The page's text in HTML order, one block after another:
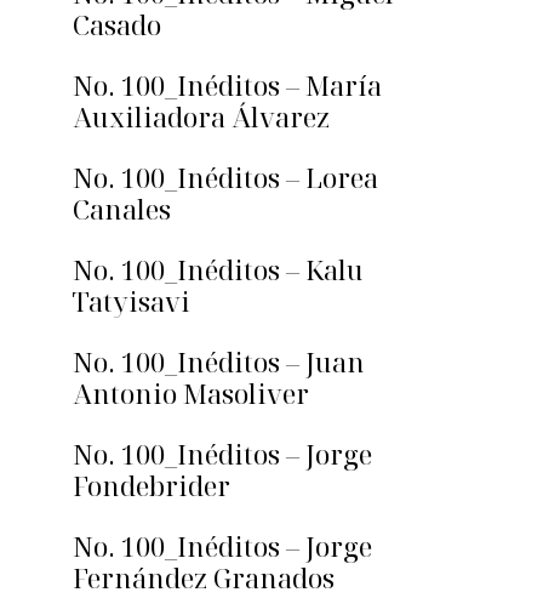
Casado
No. 100_Inéditos – María
Auxiliadora Álvarez
No. 100_Inéditos – Lorea
Canales
No. 100_Inéditos – Kalu
Tatyisavi
No. 100_Inéditos – Juan
Antonio Masoliver
No. 100_Inéditos – Jorge
Fondebrider
No. 100_Inéditos – Jorge
Fernández Granados